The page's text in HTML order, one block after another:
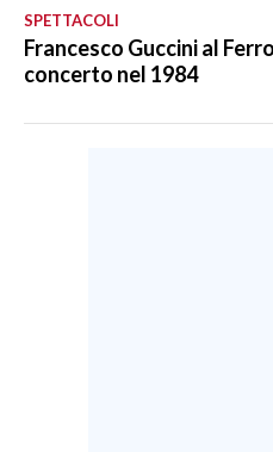
SPETTACOLI
Francesco Guccini al
concerto nel 1984